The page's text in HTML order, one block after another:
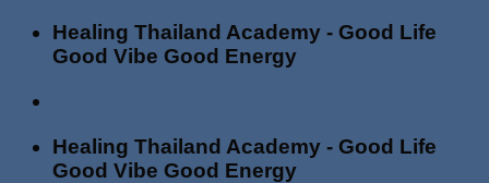
Skip
Healing Thailand Academy - Good Life
Good Vibe Good Energy
Healing Thailand Academy - Good Life
Good Vibe Good Energy